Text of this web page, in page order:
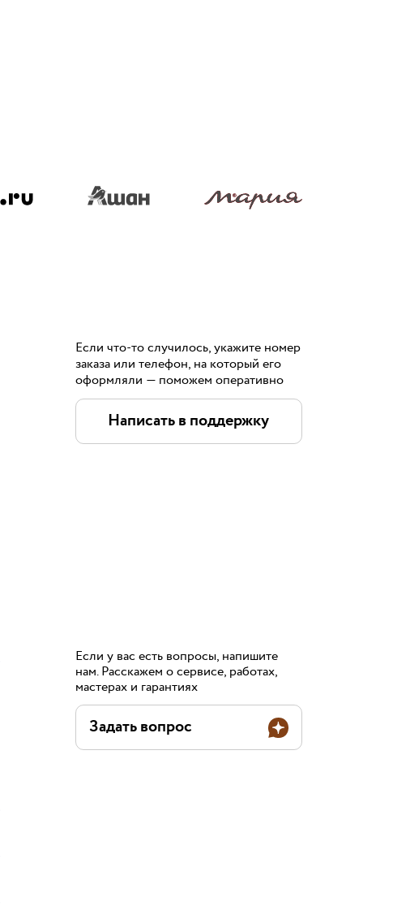
Если что-то случилось, укажите номер
заказа или телефон, на который его
оформляли — поможем оперативно
Написать в поддержку
Если у вас есть вопросы, напишите
нам. Расскажем о сервисе, работах,
мастерах и гарантиях
Задать вопрос